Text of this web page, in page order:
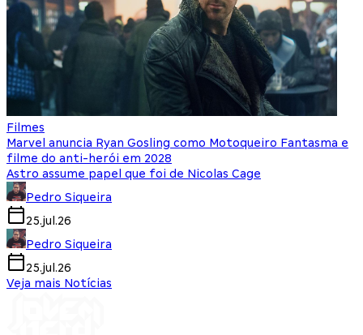
Filmes
Marvel anuncia Ryan Gosling como Motoqueiro Fantasma e
filme do anti-herói em 2028
Astro assume papel que foi de Nicolas Cage
Pedro Siqueira
25.jul.26
Pedro Siqueira
25.jul.26
Veja mais Notícias